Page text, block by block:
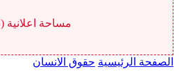
مساحة اعلانية (ADS)
الصفحة الرئيسية حقوق الانسان